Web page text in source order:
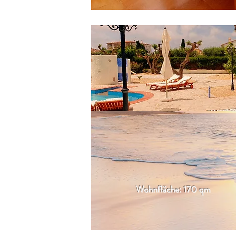
Wohnfläche: 170 qm